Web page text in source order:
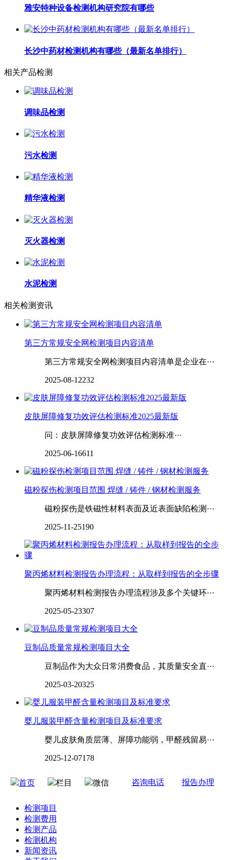
雅安特种设备检测机构研究院有哪些
长沙中药材检测机构有哪些（最新名单排行）
相关产品检测
调味品检测
污水检测
精华液检测
灭火器检测
水泥检测
相关检测资讯
第三方常规安全网检测项目内容清单
第三方常规安全网检测项目内容清单是企业在···
2025-08-12232
皮肤‌‌‌‌屏障修复功效评估检测标准2025最新版
问：皮肤‌‌‌‌屏障修复功效评估检测标准···
2025-06-16611
磁粉探伤检测项目范围 焊缝 / 铸件 / 钢材检测服务
磁粉探伤是铁磁性材料表面及近表面缺陷检测···
2025-11-25190
‌‌‌‌聚丙烯材料检测报告办理流程：从取样到报告的全步骤
聚丙烯材料检测报告办理流程涉及多个关键环···
2025-05-23307
豆制品质量常规检测项目大全
豆制品作为大众日常消费食品，其质量安全直···
2025-03-20325
婴儿服装甲醛含量检测项目及标准要求
婴儿皮肤角质层薄、屏障功能弱，甲醛残留易···
2025-12-07178
首页 栏目 微信 咨询电话 报告办理
检测项目
检测费用
检测产品
检测机构
新闻资讯